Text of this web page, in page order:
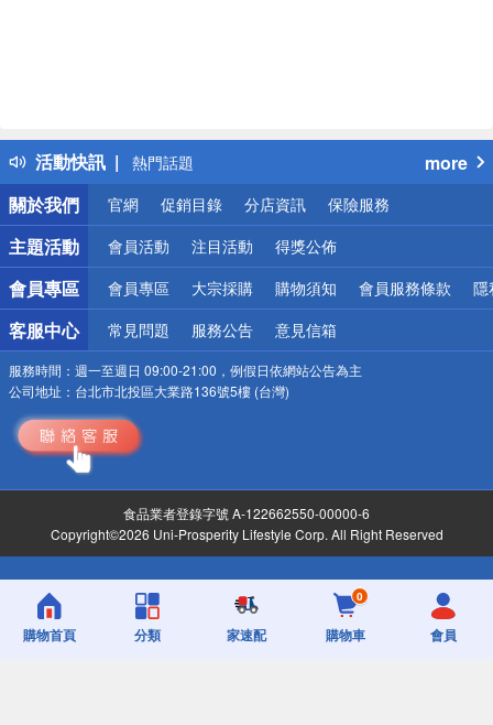
活動快訊
得獎公告
熱門話題
銀行優惠
偏遠地區配送
詐騙網頁！請小心！
more
關於我們
官網 促銷目錄 分店資訊 保險服務
主題活動 會員活動 注目活動 得獎公佈
會員專區 會員專區 大宗採購 購物須知 會員服務條款 隱
客服中心 常見問題 服務公告 意見信箱
服務時間： 週一至週日 09:00-21:00，例假日依網站公告為主
公司地址： 台北市北投區大業路136號5樓 (台灣)
食品業者登錄字號 A-122662550-00000-6
Copyright©2026 Uni-Prosperity Lifestyle Corp. All Right Reserved
購物首頁 分類 家速配
0
購物車 會員